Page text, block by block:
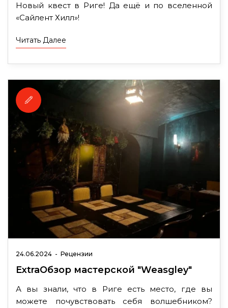
Новый квест в Риге! Да ещё и по вселенной
«Сайлент Хилл»!
Читать Далее
24.06.2024 - Рецензии
ExtraОбзор мастерской "Weasgley"
А вы знали, что в Риге есть место, где вы
можете почувствовать себя волшебником?